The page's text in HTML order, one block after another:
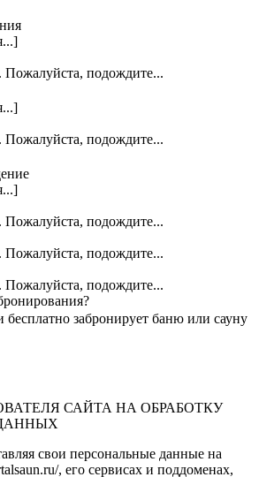
Пожалуйста, подождите...
Пожалуйста, подождите...
Пожалуйста, подождите...
Пожалуйста, подождите...
Пожалуйста, подождите...
бесплатно забронирует баню или сауну
САЙТА НА ОБРАБОТКУ
свои персональные данные на
, его сервисах и поддоменах,